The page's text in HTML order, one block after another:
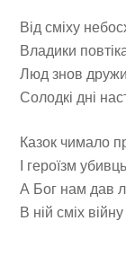
Від сміху
Владики
Люд знов
Солодкі дні
Казок чимало
І героїзм
А Бог нам дав
В ній сміх